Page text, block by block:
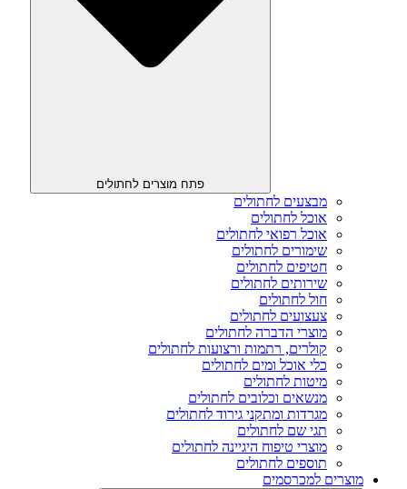
פתח מוצרים לחתולים
מבצעים לחתולים
אוכל לחתולים
אוכל רפואי לחתולים
שימורים לחתולים
חטיפים לחתולים
שירותים לחתולים
חול לחתולים
צעצועים לחתולים
מוצרי הדברה לחתולים
קולרים, רתמות ורצועות לחתולים
כלי אוכל ומים לחתולים
מיטות לחתולים
מנשאים וכלובים לחתולים
מגרדות ומתקני גירוד לחתולים
תגי שם לחתולים
מוצרי טיפוח היגיינה לחתולים
תוספים לחתולים
מוצרים למכרסמים